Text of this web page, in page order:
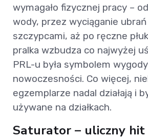
wymagało fizycznej pracy –
wody, przez wyciąganie
szczypcami, aż po ręczne
pralka wzbudza co najwyżej
PRL-u była symbolem
nowoczesności. Co więcej,
egzemplarze nadal działają i
używane na działkach.
Saturator – uliczny